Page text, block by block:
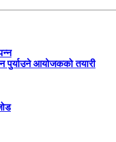
पुर्याउने आयोजकको तयारी